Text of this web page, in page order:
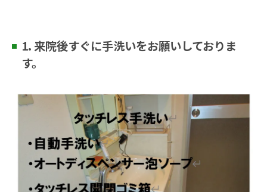
1. 来院後すぐに手洗いをお願いしておりま
す。